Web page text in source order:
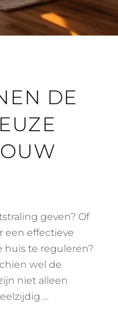
DE
geven? Of
een effectieve
huis te reguleren?
wel de
niet alleen
…